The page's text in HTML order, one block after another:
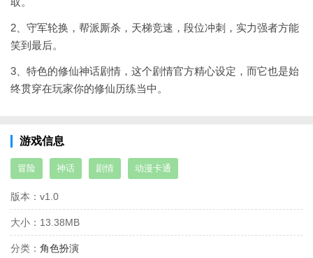
2、守军轮换，帮派厮杀，天梯竞速，段位冲刺，实力强者方能
笑到最后。
3、特色的修仙神话剧情，这个剧情官方精心设定，而它也是始
终贯穿在玩家你的修仙历练当中。
游戏信息
冒险 神话 剧情 动漫卡通
版本： v1.0
大小： 13.38MB
分类： 角色扮演